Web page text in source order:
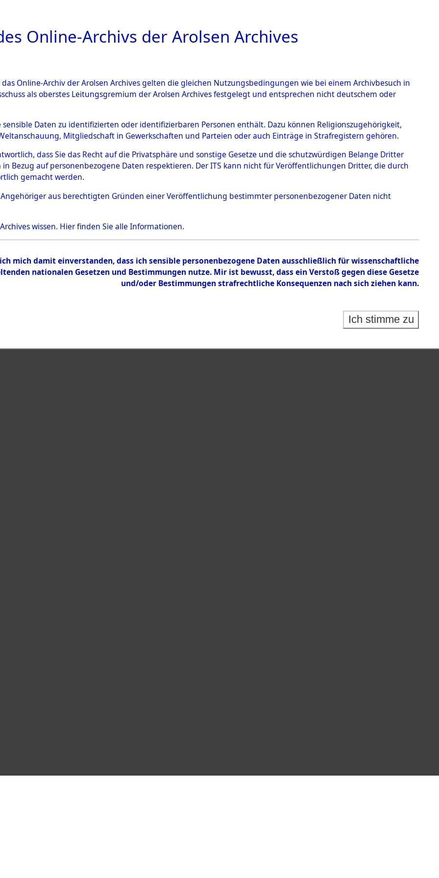
ARCHIVALE ÜBERSICHT BILD
0002 (108004758)
Person DENISENKO, NIKADY
Bestand
Online-Archivs der Arolsen Archives
Online-Archiv der Arolsen Archives gelten die gleichen Nutzungsbedingungen wie bei einem Archivbesuch in
als oberstes Leitungsgremium der Arolsen Archives festgelegt und entsprechen nicht deutschem oder
sensible Daten zu identifizierten oder identifizierbaren Personen enthält. Dazu können Religionszugehörigkeit,
Mitgliedschaft in Gewerkschaften und Parteien oder auch Einträge in Strafregistern gehören.
dass Sie das Recht auf die Privatsphäre und sonstige Gesetze und die schutzwürdigen Belange Dritter
Bezug auf personenbezogene Daten respektieren. Der ITS kann nicht für Veröffentlichungen Dritter, die durch
gemacht werden.
Angehöriger aus berechtigten Gründen einer Veröffentlichung bestimmter personenbezogener Daten nicht
wissen. Hierfinden Sie alle Informationen.
mich damit einverstanden, dass ich sensible personenbezogene Daten ausschließlich für wissenschaftliche
nationalen Gesetzen und Bestimmungen nutze. Mir ist bewusst, dass ein Verstoß gegen diese Gesetze
und/oder Bestimmungen strafrechtliche Konsequenzen nach sich ziehen kann.
Ich stimme zu